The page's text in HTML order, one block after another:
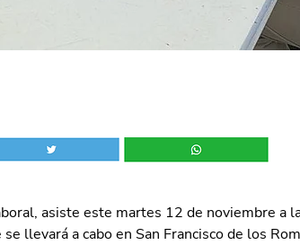
asiste este martes 12 de noviembre a
llevará a cabo en San Francisco de los